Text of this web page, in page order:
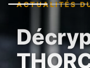
ACTUALITÉS